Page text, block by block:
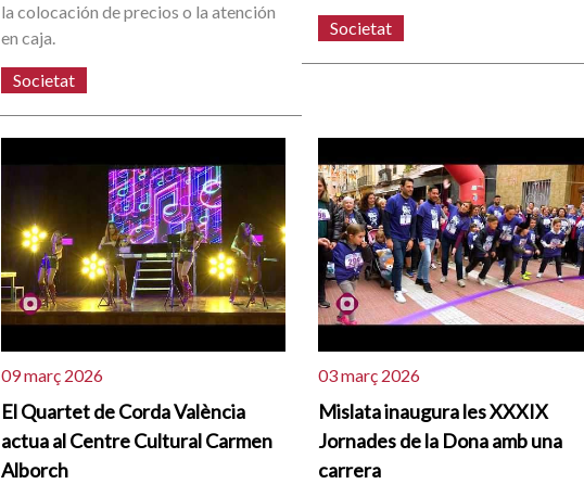
la colocación de precios o la atención
en caja.
Societat
Societat
09 març 2026
El Quartet de Corda València
actua al Centre Cultural Carmen
Alborch
03 març 2026
Mislata inaugura les XXXIX
Jornades de la Dona amb una
carrera